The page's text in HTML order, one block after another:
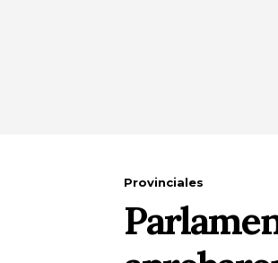
Provinciales